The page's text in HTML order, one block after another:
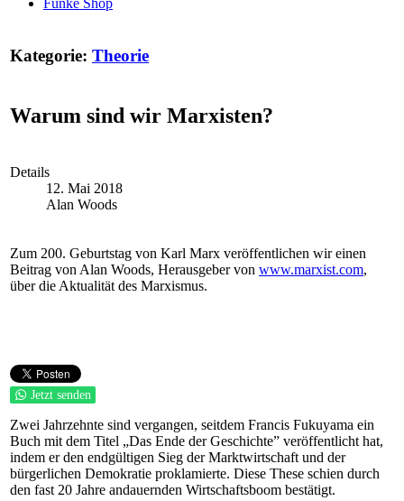
Funke Shop
Kategorie: Theorie
Warum sind wir Marxisten?
Details
12. Mai 2018
Alan Woods
Zum 200. Geburtstag von Karl Marx veröffentlichen wir einen
Beitrag von Alan Woods, Herausgeber von www.marxist.com,
über die Aktualität des Marxismus.
Jetzt senden
Zwei Jahrzehnte sind vergangen, seitdem Francis Fukuyama ein
Buch mit dem Titel „Das Ende der Geschichte” veröffentlicht hat,
indem er den endgültigen Sieg der Marktwirtschaft und der
bürgerlichen Demokratie proklamierte. Diese These schien durch
den fast 20 Jahre andauernden Wirtschaftsboom bestätigt.